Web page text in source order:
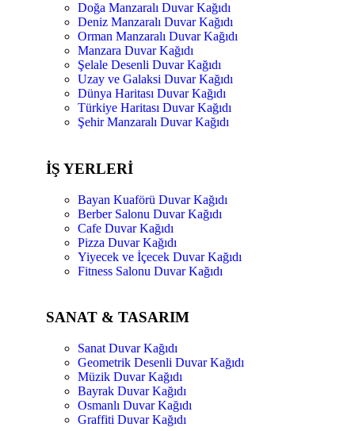
Doğa Manzaralı Duvar Kağıdı
Deniz Manzaralı Duvar Kağıdı
Orman Manzaralı Duvar Kağıdı
Manzara Duvar Kağıdı
Şelale Desenli Duvar Kağıdı
Uzay ve Galaksi Duvar Kağıdı
Dünya Haritası Duvar Kağıdı
Türkiye Haritası Duvar Kağıdı
Şehir Manzaralı Duvar Kağıdı
İŞ YERLERİ
Bayan Kuaförü Duvar Kağıdı
Berber Salonu Duvar Kağıdı
Cafe Duvar Kağıdı
Pizza Duvar Kağıdı
Yiyecek ve İçecek Duvar Kağıdı
Fitness Salonu Duvar Kağıdı
SANAT & TASARIM
Sanat Duvar Kağıdı
Geometrik Desenli Duvar Kağıdı
Müzik Duvar Kağıdı
Bayrak Duvar Kağıdı
Osmanlı Duvar Kağıdı
Graffiti Duvar Kağıdı